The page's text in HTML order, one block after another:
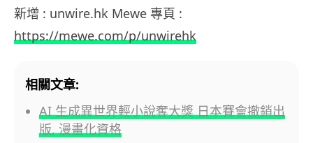
新增 : unwire.hk Mewe 專頁 :
https://mewe.com/p/unwirehk
相關文章:
AI 生成異世界輕小說奪大獎 日本賽會撤銷出
版, 漫畫化資格